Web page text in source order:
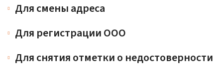
Для смены адреса
Для регистрации ООО
Для снятия отметки о недостоверности